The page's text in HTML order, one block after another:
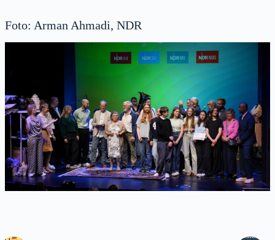
Foto: Arman Ahmadi, NDR